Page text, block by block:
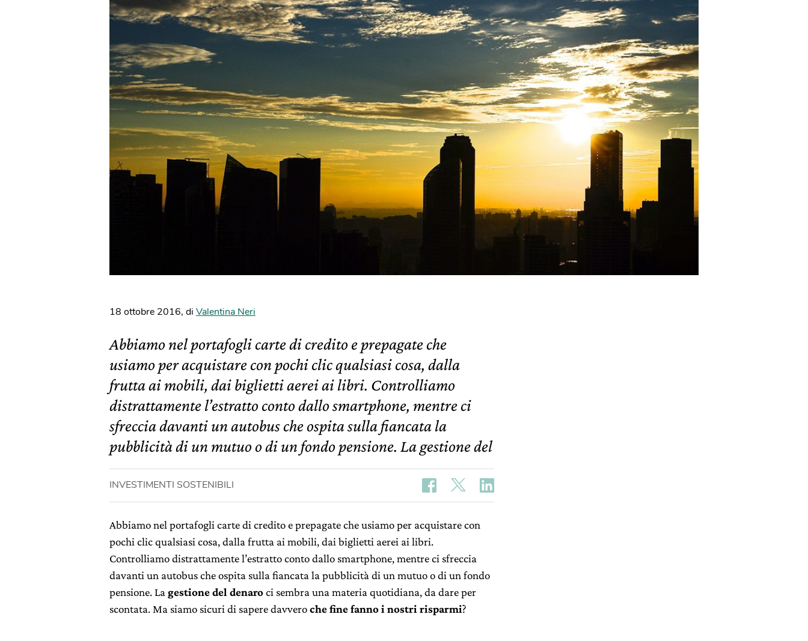
18 ottobre 2016, di Valentina Neri
Abbiamo nel portafogli carte di credito e prepagate che
usiamo per acquistare con pochi clic qualsiasi cosa, dalla
frutta ai mobili, dai biglietti aerei ai libri. Controlliamo
distrattamente l’estratto conto dallo smartphone, mentre ci
sfreccia davanti un autobus che ospita sulla fiancata la
pubblicità di un mutuo o di un fondo pensione. La gestione del
INVESTIMENTI SOSTENIBILI
Abbiamo nel portafogli carte di credito e prepagate che usiamo per acquistare con
pochi clic qualsiasi cosa, dalla frutta ai mobili, dai biglietti aerei ai libri.
Controlliamo distrattamente l’estratto conto dallo smartphone, mentre ci sfreccia
davanti un autobus che ospita sulla fiancata la pubblicità di un mutuo o di un fondo
pensione. La gestione del denaroci sembra una materia quotidiana, da dare per
scontata. Ma siamo sicuri di sapere davveroche fine fanno i nostri risparmi?